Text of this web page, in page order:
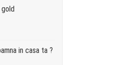
in casa ta ?